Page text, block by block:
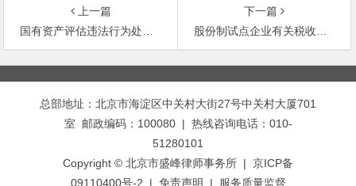
上一篇
国有资产评估违法行为处罚办法
下一篇
股份制试点企业有关税收问题的暂行规定
文
章
总部地址：北京市海淀区中关村大街27号中关村大厦701
室 邮政编码：100080 | 热线咨询电话：010-
51280101
Copyright © 北京市盛峰律师事务所 | 京ICP备
09110400号-2 | 免责声明 | 服务质量监督